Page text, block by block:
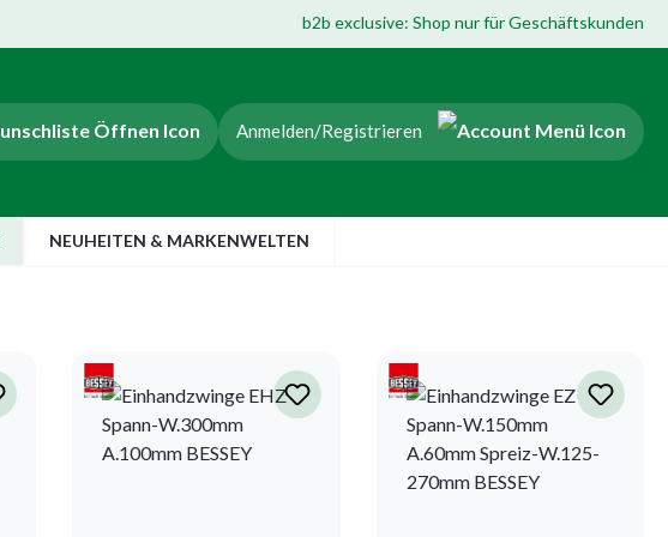
b2b exclusive: Shop nur für Geschäftskunden
Anmelden/Registrieren
NEUHEITEN & MARKENWELTEN